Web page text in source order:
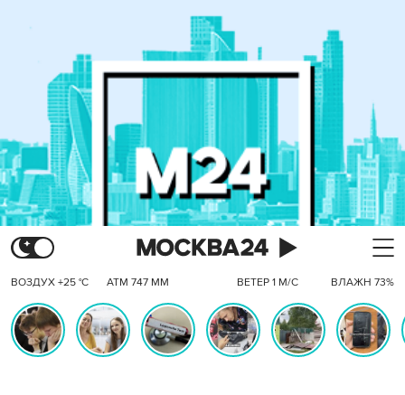
ВОЗДУХ +25 °C АТМ 747 ММ ВЕТЕР 1 М/С ВЛАЖН 73%